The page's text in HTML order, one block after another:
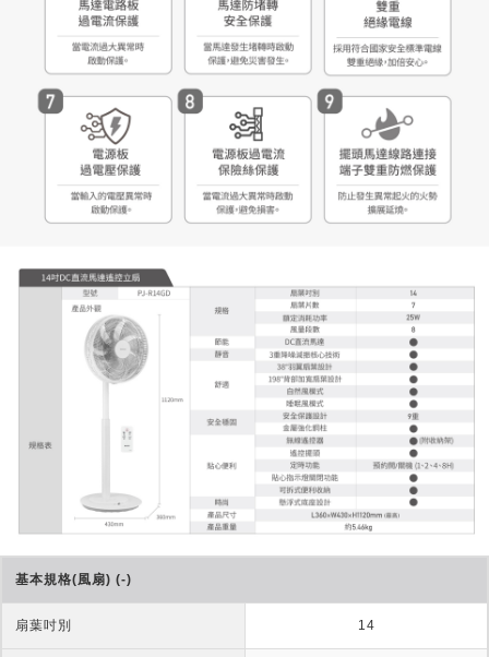
基本規格(風扇) (-)
扇葉吋別 14